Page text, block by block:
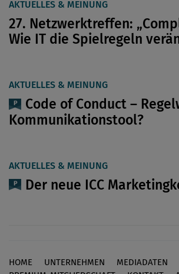
AKTUELLES & MEINUNG
27. Netzwerktreffen:
Wie IT die Spielregeln
AKTUELLES & MEINUNG
Code of Conduct –
Kommunikationstool?
AKTUELLES & MEINUNG
Der neue ICC
Footer
HOME UNTERNEHMEN
MEDIADATEN